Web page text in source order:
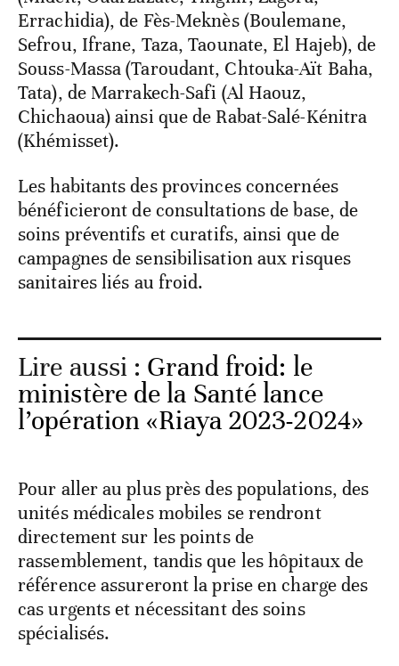
Errachidia), de Fès-Meknès (Boulemane,
Sefrou, Ifrane, Taza, Taounate, El Hajeb), de
Souss-Massa (Taroudant, Chtouka-Aït Baha,
Tata), de Marrakech-Safi (Al Haouz,
Chichaoua) ainsi que de Rabat-Salé-Kénitra
(Khémisset).
Les habitants des provinces concernées
bénéficieront de consultations de base, de
soins préventifs et curatifs, ainsi que de
campagnes de sensibilisation aux risques
sanitaires liés au froid.
Lire aussi : Grand froid: le
ministère de la Santé lance
l’opération «Riaya 2023-2024»
Pour aller au plus près des populations, des
unités médicales mobiles se rendront
directement sur les points de
rassemblement, tandis que les hôpitaux de
référence assureront la prise en charge des
cas urgents et nécessitant des soins
spécialisés.